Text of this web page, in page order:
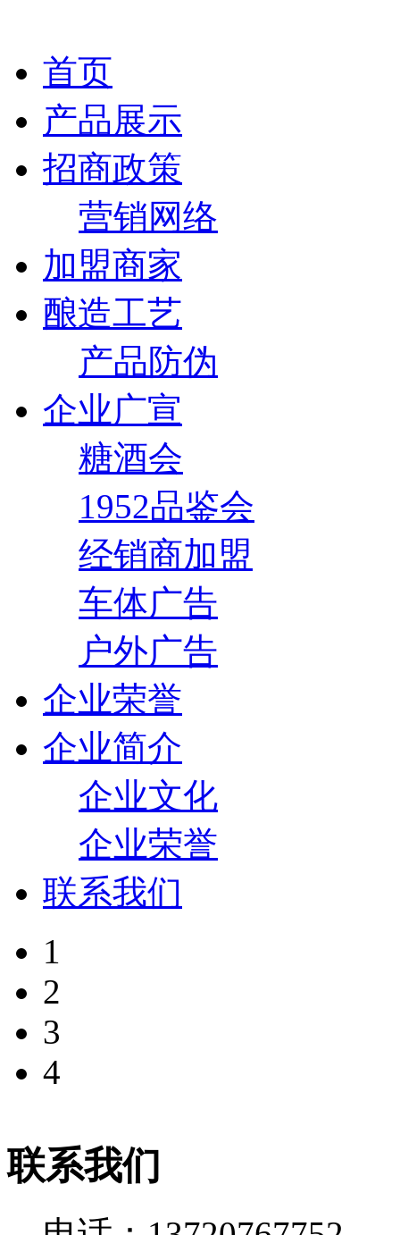
首页
产品展示
招商政策
营销网络
加盟商家
酿造工艺
产品防伪
企业广宣
糖酒会
1952品鉴会
经销商加盟
车体广告
户外广告
企业荣誉
企业简介
企业文化
企业荣誉
联系我们
1
2
3
4
联系我们